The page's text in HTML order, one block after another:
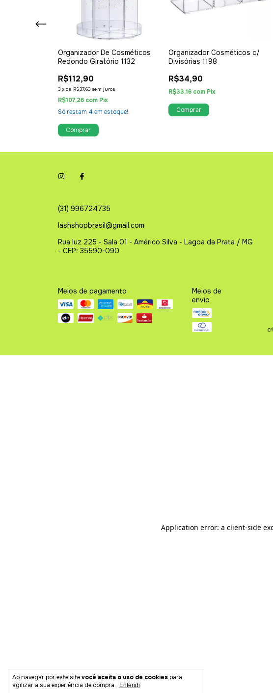
Ao navegar por este sitevocê aceita o uso de cookiespara
agilizar a sua experiência de compra.
Entendi
Organizador De Cosméticos
Redondo Giratório 1132
R$112,90
3 x de R$37,63 sem juros
R$107,26 com Pix
Só restam 4 em estoque!
Organizador Cosméticos c/
Divisórias 1198
R$34,90
R$33,16 com Pix
(31) 996724735
lashshopbrasil@gmail.com
Rua luz 225 - Sala 01 - Américo Silva - Lagoa da Prata / MG
- CEP: 35590-090
Meios de pagamento
Meios de
envio